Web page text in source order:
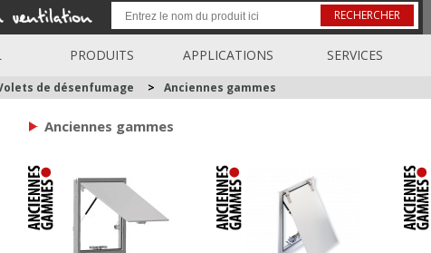
RECHERCHER
PRODUITS APPLICATIONS SERVICES
de désenfumage > Anciennes gammes
Anciennes gammes